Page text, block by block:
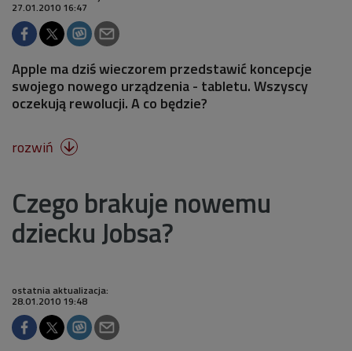
27.01.2010 16:47
Apple ma dziś wieczorem przedstawić koncepcje
swojego nowego urządzenia - tabletu. Wszyscy
oczekują rewolucji. A co będzie?
rozwiń 
Czego brakuje nowemu
dziecku Jobsa?
ostatnia aktualizacja:
28.01.2010 19:48